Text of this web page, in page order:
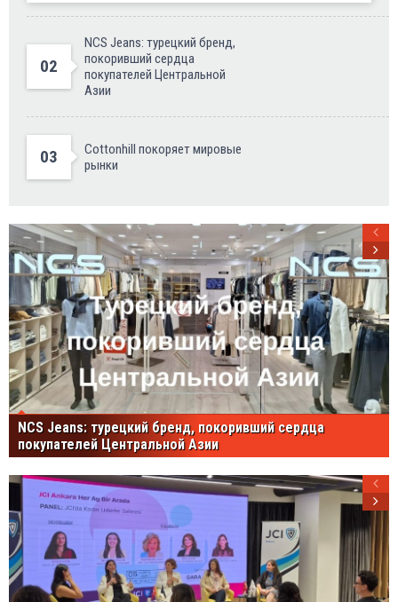
02
NCS Jeans: турецкий бренд,
покоривший сердца
покупателей Центральной
Азии
03
Cottonhill покоряет мировые
рынки
NCS Jeans: турецкий бренд, покоривший сердца
покупателей Центральной Азии